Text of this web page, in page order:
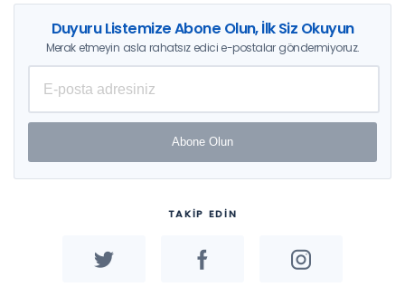
Özsevgeç, Nevzat Yiğit, Ali
Rıza Akdeniz, Özlem Oktay
Duyuru Listemize Abone Olun, İlk Siz Okuyun
Merak etmeyin asla rahatsız edici e-postalar göndermiyoruz.
Abone Olun
TAKİP EDİN